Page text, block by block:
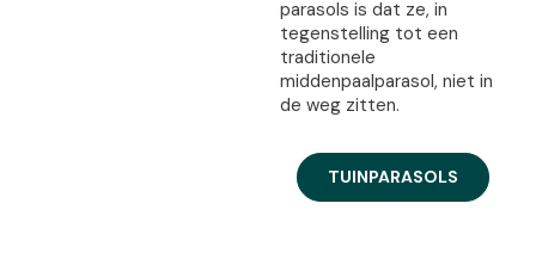
parasols is dat ze, in
tegenstelling tot een
traditionele
middenpaalparasol, niet in
de weg zitten.
TUINPARASOLS